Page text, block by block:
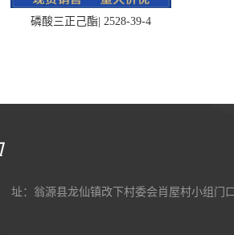
磷酸三正己酯| 2528-39-4
址：翁源县龙仙镇改下村委会肖屋村小组门